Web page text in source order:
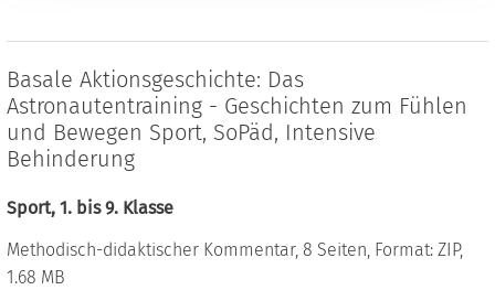
Basale Aktionsgeschichte: Das
Astronautentraining - Geschichten zum Fühlen
und Bewegen Sport, SoPäd, Intensive
Behinderung
Sport, 1. bis 9. Klasse
Methodisch-didaktischer Kommentar, 8 Seiten, Format: ZIP,
1.68 MB